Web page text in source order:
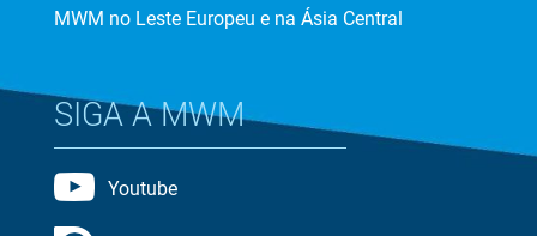
MWM no Leste Europeu e na Ásia Central
SIGA A MWM
Youtube